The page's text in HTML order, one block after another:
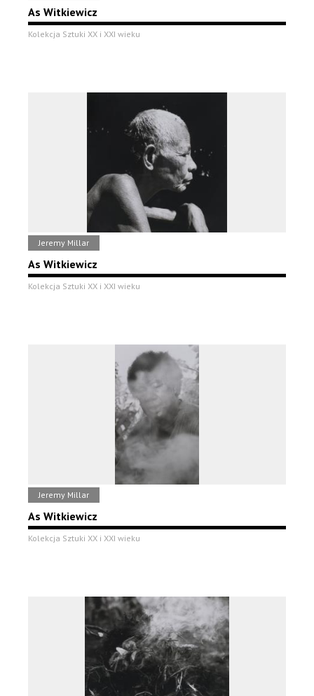
As Witkiewicz
Kolekcja Sztuki XX i XXI wieku
Jeremy Millar
As Witkiewicz
Kolekcja Sztuki XX i XXI wieku
Jeremy Millar
As Witkiewicz
Kolekcja Sztuki XX i XXI wieku